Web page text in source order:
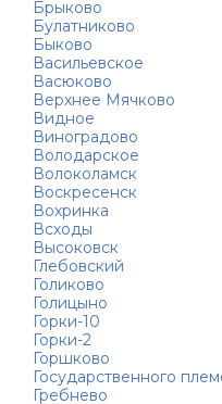
Брыково
Булатниково
Быково
Васильевское
Васюково
Верхнее Мячково
Видное
Виноградово
Володарское
Волоколамск
Воскресенск
Вохринка
Всходы
Высоковск
Глебовский
Голиково
Голицыно
Горки-10
Горки-2
Горшково
Государственного
Гребнево